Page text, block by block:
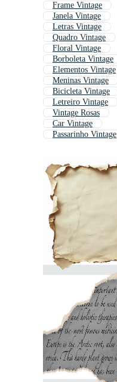
Frame Vintage
Janela Vintage
Letras Vintage
Quadro Vintage
Floral Vintage
Borboleta Vintage
Elementos Vintage
Meninas Vintage
Bicicleta Vintage
Letreiro Vintage
Vintage Rosas
Car Vintage
Passarinho Vintage